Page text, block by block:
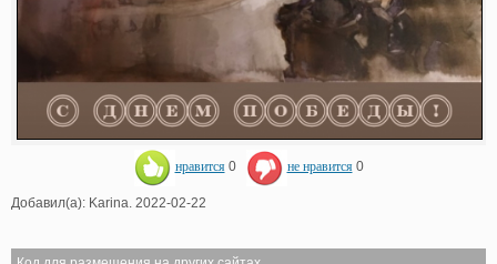
нравится 0 не нравится 0
Добавил(а): Karina. 2022-02-22